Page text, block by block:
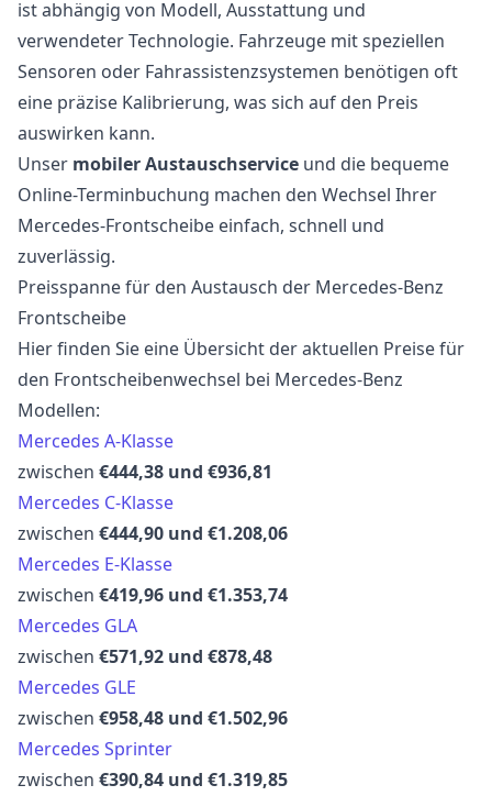
ist abhängig von Modell, Ausstattung und
verwendeter Technologie. Fahrzeuge mit speziellen
Sensoren oder Fahrassistenzsystemen benötigen oft
eine präzise Kalibrierung, was sich auf den Preis
auswirken kann.
Unser mobiler Austauschservice und die bequeme
Online-Terminbuchung machen den Wechsel Ihrer
Mercedes-Frontscheibe einfach, schnell und
zuverlässig.
Preisspanne für den Austausch der Mercedes-Benz
Frontscheibe
Hier finden Sie eine Übersicht der aktuellen Preise für
den Frontscheibenwechsel bei Mercedes-Benz
Modellen:
Mercedes A-Klasse
zwischen €444,38 und €936,81
Mercedes C-Klasse
zwischen €444,90 und €1.208,06
Mercedes E-Klasse
zwischen €419,96 und €1.353,74
Mercedes GLA
zwischen €571,92 und €878,48
Mercedes GLE
zwischen €958,48 und €1.502,96
Mercedes Sprinter
zwischen €390,84 und €1.319,85